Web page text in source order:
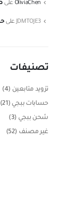
OliviaChen على
JDMTOJE3على
تصنيفات
تزويد متابعين (4)
حسابات ببجي (21)
شحن ببجي (3)
غير مصنف (52)